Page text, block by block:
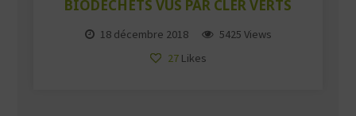
BIODÉCHETS VUS PAR CLER VERTS
18 décembre 2018
5425 Views
27Likes